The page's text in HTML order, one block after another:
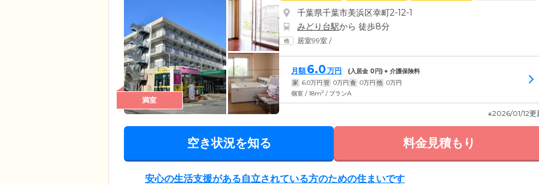
満室
千葉県千葉市美浜区幸町2-12-1
みどり台駅から 徒歩8分
居室99室 /
月額 6.0 万円 (入居金 0円) + 介護保険料
家 6.0万円 管 0万円 食 0万円 他 0万円
個室 / 18m2 / プランA
※2026/01/12更
空き状況を知る 料金見積もり
安心の生活支援がある自立されている方のための住まいです